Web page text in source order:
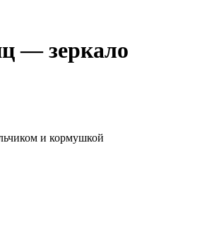
— зеркало
и кормушкой